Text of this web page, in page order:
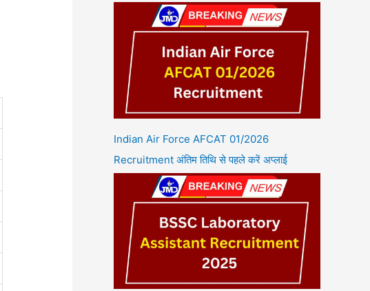
Indian Air Force AFCAT 01/2026
Recruitment अंतिम तिथि से पहले करें अप्लाई